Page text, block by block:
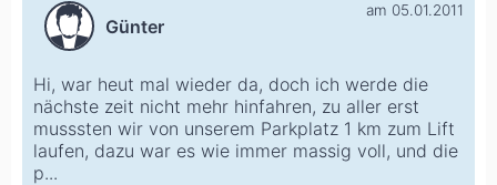
Günter
am 05.01.2011
Hi, war heut mal wieder da, doch ich werde die
nächste zeit nicht mehr hinfahren, zu aller erst
musssten wir von unserem Parkplatz 1 km zum Lift
laufen, dazu war es wie immer massig voll, und die
p...